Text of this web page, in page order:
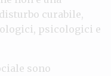
curabile,
psicologici e
sono